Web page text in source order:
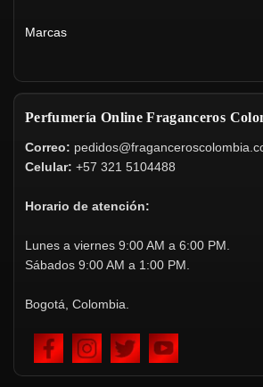
Marcas
Perfumería Online Fraganceros
Correo:
Celular: +57 321 5104488
Horario de atención:
Lunes a viernes 9:00 AM a 6:00 PM.
Sábados 9:00 AM a 1:00 PM.
Bogotá, Colombia.